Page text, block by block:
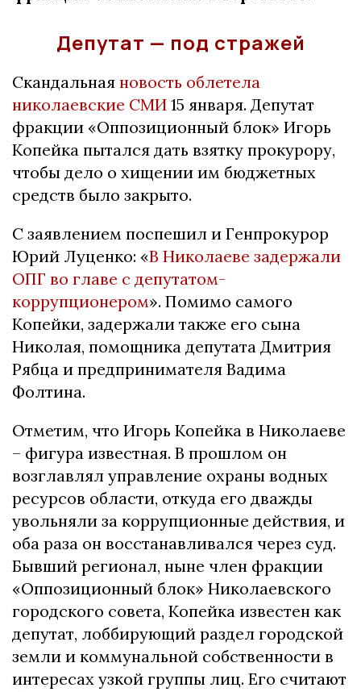
Депутат — под стражей
Скандальная новость облетела
николаевские СМИ 15 января. Депутат
фракции «Оппозиционный блок» Игорь
Копейка пытался дать взятку прокурору,
чтобы дело о хищении им бюджетных
средств было закрыто.
С заявлением поспешил и Генпрокурор
Юрий Луценко: «В Николаеве задержали
ОПГ во главе с депутатом-
коррупционером». Помимо самого
Копейки, задержали также его сына
Николая, помощника депутата Дмитрия
Рябца и предпринимателя Вадима
Фолтина.
Отметим, что Игорь Копейка в Николаеве
– фигура известная. В прошлом он
возглавлял управление охраны водных
ресурсов области, откуда его дважды
увольняли за коррупционные действия, и
оба раза он восстанавливался через суд.
Бывший регионал, ныне член фракции
«Оппозиционный блок» Николаевского
городского совета, Копейка известен как
депутат, лоббирующий раздел городской
земли и коммунальной собственности в
интересах узкой группы лиц. Его считают